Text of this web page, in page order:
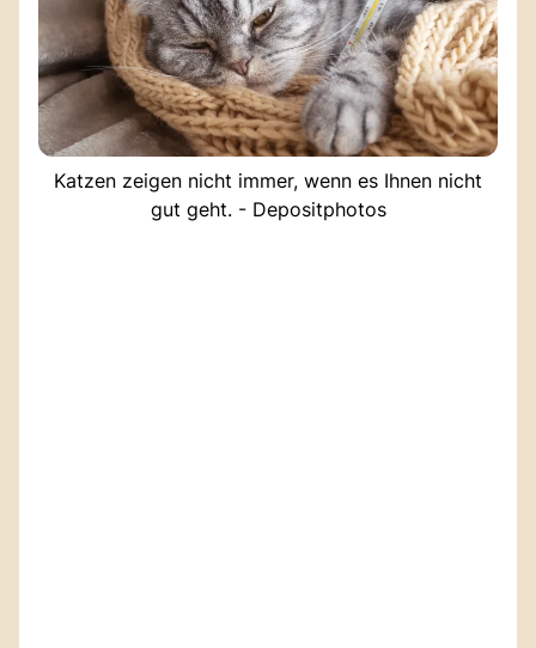
Katzen zeigen nicht immer, wenn es Ihnen nicht
gut geht. - Depositphotos